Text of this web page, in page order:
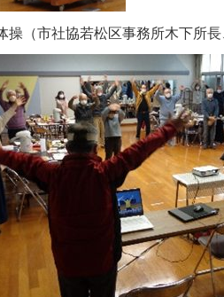
（市社協若松区事務所木下所長